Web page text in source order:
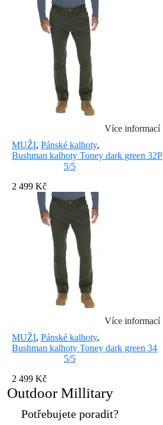
Více informací
MUŽI, Pánské kalhoty,
Bushman kalhoty Toney dark green 32P
5/5
2 499 Kč
Více informací
MUŽI, Pánské kalhoty,
Bushman kalhoty Toney dark green 34
5/5
2 499 Kč
Outdoor Millitary
Potřebujete poradit?